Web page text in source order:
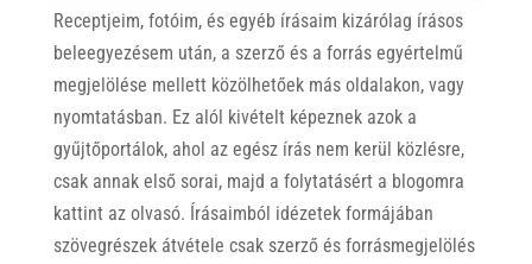
Receptjeim, fotóim, és egyéb írásaim kizárólag írásos
beleegyezésem után, a szerző és a forrás egyértelmű
megjelölése mellett közölhetőek más oldalakon, vagy
nyomtatásban. Ez alól kivételt képeznek azok a
gyűjtőportálok, ahol az egész írás nem kerül közlésre,
csak annak első sorai, majd a folytatásért a blogomra
kattint az olvasó. Írásaimból idézetek formájában
szövegrészek átvétele csak szerző és forrásmegjelölés